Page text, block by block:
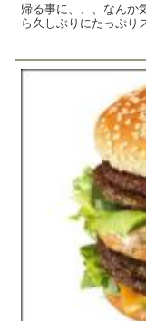
帰る事に、、、なんか
ら久しぶりにたっぷり